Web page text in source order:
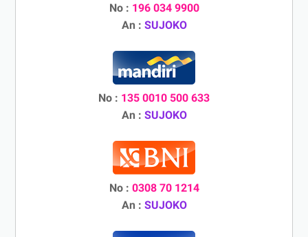
No : 196 034 9900
An : SUJOKO
No : 135 0010 500 633
An : SUJOKO
No : 0308 70 1214
An : SUJOKO